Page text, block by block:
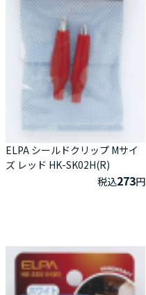
ELPA シールドクリップ Mサイ
ズ レッド HK-SK02H(R)
税込273円